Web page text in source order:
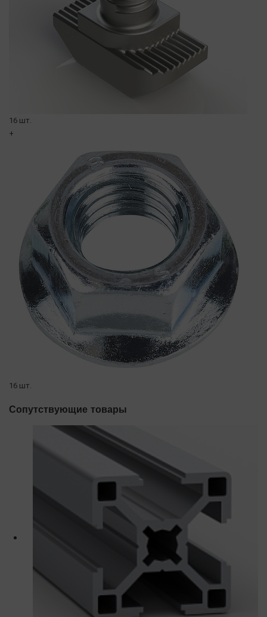
16 шт.
+
16 шт.
Сопутствующие товары